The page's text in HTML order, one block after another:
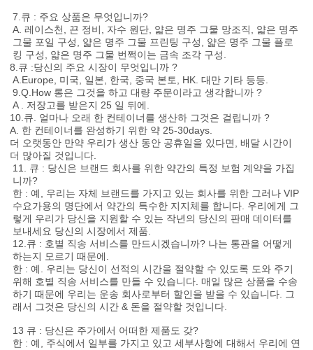
7.큐 : 주요 상품은 무엇입니까?
A. 레이스천, 끈 정비, 자수 원단, 얇은 명주 그물 망조직, 얇은 명주
그물 포일 구성, 얇은 명주 그물 프린팅 구성, 얇은 명주 그물 플로
킹 구성, 얇은 명주 그물 번쩍이는 금속 조각 구성.
8.큐 :당신의 주요 시장이 무엇입니까 ?
A.Europe, 미국, 일본, 한국, 중국 본토, HK. 대만 기타 등등.
9.Q.How 롱은 그것을 하고 대량 주문이라고 생각합니까 ?
A . 저장고를 받은지 25 일 뒤에.
10.큐. 얼마나 오래 한 컨테이너를 생산하 그것은 걸립니까 ?
A. 한 컨테이너를 완성하기 위한 약 25-30days.
더 오랫동안 만약 우리가 생산 동안 공휴일을 있다면, 배달 시간이
더 많아질 것입니다.
11. 큐 : 당신은 브랜드 회사를 위한 약간의 특정 보험 계약을 가집
니까?
한 : 예, 우리는 자체 브랜드를 가지고 있는 회사를 위한 그러나 VIP
수요가용의 명단에서 약간의 특수한 지지체를 합니다. 우리에게 그
렇게 우리가 당신을 지원할 수 있는 작년의 당신의 판매 데이터를
보내세요 당신의 시장에서 제품.
12.큐 : 호별 직송 서비스를 만드시겠습니까? 나는 통관을 어떻게
하는지 모르기 때문에.
한 : 예. 우리는 당신이 선적의 시간을 절약할 수 있도록 도와 주기
위해 호별 직송 서비스를 만들 수 있습니다. 매일 많은 상품을 수송
하기 때문에 우리는 운송 회사로부터 할인을 받을 수 있습니다. 그
래서 그것은 당신의 시간 & 돈을 절약할 것입니다.
13 큐 : 당신은 주가에서 어떠한 제품도 갖?
한 : 예, 주식에서 일부를 가지고 있고 세부사항에 대해서 우리에 연